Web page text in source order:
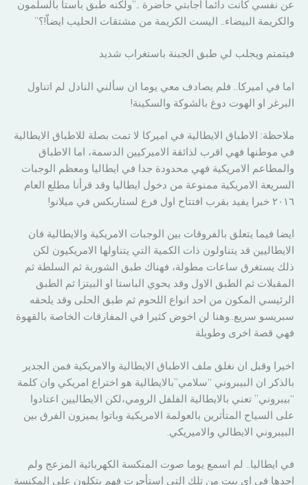
عن نفسي كانت دائما اجابتي حاضرة ..”ولكنه طبق باستا بالسلمون
والكريمة البيضاء.. اليست الكريمة من مشتقات الحليب ايضاّ!؟”
فيتمتم ويجلب لي طبق الجبنة باستغراب شديد
اما في اميركا.. فلم يصادف معي يوما ان سألني النادل لم اتناول
البرغر او الهوت دوغ بالشوكة والسكينة!
ملاحظة: الاطباق الايطالية في اميركا لا تمت بصلة للاطباق الايطالية
في موطنها فهي اقرب لذائقة الاميركيين الدسمة، اما الاطباق
والمطاعم الامريكية فهي محدودة جدا في ايطاليا ومعظم الوجبات
السريعة الامريكية ممنوعة من دخول ايطاليا وقد قرأنا مطلع العام
٢٠١٦ خبرا يفيد بقرب افتتاح اول فرع لستاربكس في ميلانو!
ايضا فيما يتعلق بالفروقات بين الوجبات الامريكية والايطالية فان
الايطاليين قد يتناولون ذات الكمية التي يتناولها الامريكيون لكن
ذلك يستغرق ساعات مطولة، فهناك طبق الشوربة ثم السلطة ثم
المقبلات ثم الطبق الاول وقد يحوي الباستا او البيتزا ثم الطبق
الرئيسي المكون من احد انواع اللحوم ثم طبق الحلى وقد يلحقه
سبريسو سريع..وهنا لن اخوض كثيرا في المفارقات الخاصة بالقهوة
فهي قصة اخرى وطويلة
اخيرا وقبل ان نغلق ملف الاطباق الايطالية والامريكية فمن الجدير
بالذكر ان البيبروني “سلامي”بالايطالية هو اختراع امريكي وان كلمة
“بيبروني” تعني بالايطالية الفلفل الرومي،لكن الايطاليين اعتادوا
على السياح المتأثرين بالعولمة الامريكية وباتوا يميزون الفرق بين
البيبروني الايطالي والاميريكي.
في ايطاليا.. لم اسمع يوما صوت المنكسة الكهربائية المزعج ولم
اجدها في اي بيت من تلك التي استأجرت فهم يتكلون على المكنسة